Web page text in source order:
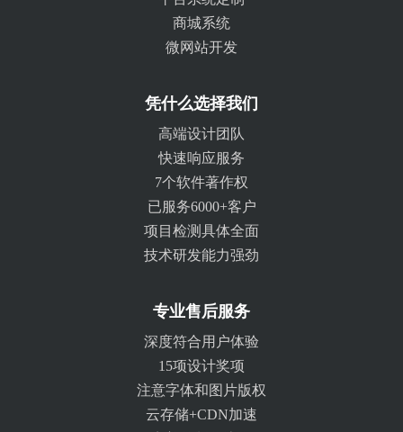
商城系统
微网站开发
凭什么选择我们
高端设计团队
快速响应服务
7个软件著作权
已服务6000+客户
项目检测具体全面
技术研发能力强劲
专业售后服务
深度符合用户体验
15项设计奖项
注意字体和图片版权
云存储+CDN加速